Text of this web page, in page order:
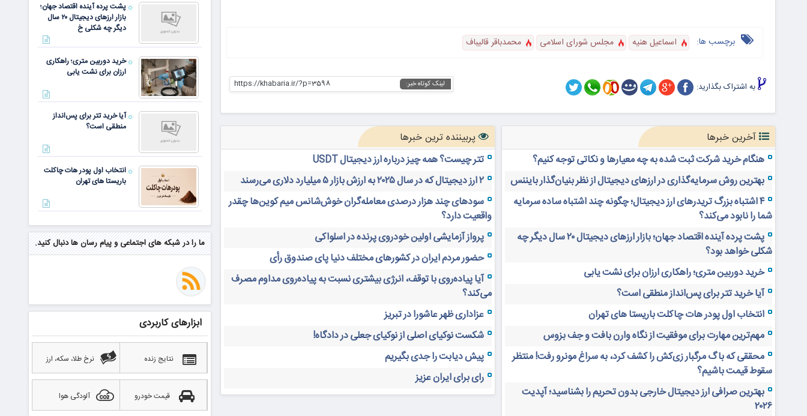
برچسب ها: اسماعیل هنیه مجلس شورای اسلامی محمدباقر قالیباف
به اشتراک بگذارید: لینک کوتاه خبر: https://khabaria.ir/?p=3598
آخرین خبرها
هنگام خرید شرکت ثبت شده به چه معیارها و نکاتی توجه کنیم؟
بهترین روش سرمایه‌گذاری در ارزهای دیجیتال از نظر بنیان‌گذار بایننس
۴ اشتباه بزرگ تریدرهای ارز دیجیتال؛ چگونه چند اشتباه ساده سرمایه
شما را نابود می‌کند؟
پشت پرده آینده اقتصاد جهان؛ بازار ارزهای دیجیتال ۲۰ سال دیگر چه
شکلی خواهد بود؟
خرید دوربین متری؛ راهکاری ارزان برای نشت یابی
آیا خرید تتر برای پس‌انداز منطقی است؟
انتخاب اول پودر هات چاکلت باریستا های تهران
مهم‌ترین مهارت برای موفقیت از نگاه وارن بافت و جف بزوس
محققی که باگ مرگبار زی‌کش را کشف کرد، به سراغ مونرو رفت! منتظر
سقوط قیمت باشیم؟
بهترین صرافی ارز دیجیتال خارجی بدون تحریم را بشناسید؛ آپدیت
۲۰۲۶
پربیننده ترین خبرها
تتر چیست؟ همه چیز درباره ارز دیجیتال USDT
۲ ارز دیجیتال که در سال ۲۰۲۵ به ارزش بازار ۵ میلیارد دلاری می‌رسند
سودهای چند هزار درصدی معامله‌گران خوش‌شانس میم کوین‌ها چقدر
واقعیت دارد؟
پرواز آزمایشی اولین خودروی پرنده در اسلواکی
حضور مردم ایران در کشورهای مختلف دنیا پای صندوق رأی
آیا پیاده‌روی با توقف، انرژی بیشتری نسبت به پیاده‌روی مداوم مصرف
می‌کند؟
عزاداری ظهر عاشورا در تبریز
شکست نوکیای اصلی از نوکیای جعلی در دادگاه!
پیش دیابت را جدی بگیریم
رای برای ایران عزیز
پشت پرده آینده اقتصاد جهان؛
بازار ارزهای دیجیتال ۲۰ سال
دیگر چه شکلی خ
خرید دوربین متری؛ راهکاری
ارزان برای نشت یابی
آیا خرید تتر برای پس‌انداز
منطقی است؟
انتخاب اول پودر هات چاکلت
باریستا های تهران
مهم‌ترین مهارت برای موفقیت از
نگاه وارن بافت و جف بزوس
منتظر سقوط قی
بهترین صرافی ارز دیجیتال
خارجی بدون تحریم را بشناسید؛
آپدیت ۲۰۲۶
ما را در شبکه های اجتماعی و پیام رسان ها دنبال کنید.
ابزارهای کاربردی
نتایج زنده نرخ طلا، سکه، ارز
قیمت خودرو آلودگی هوا